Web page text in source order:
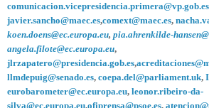
comunicacion.vicepresidencia.primera@vp.gob.es
javier.sancho@maec.es,comext@maec.es,
koen.doens@ec.europa.eu, pia.ahrenkilde-
angela.filote@ec.europa.eu,
jlrzapatero@presidencia.gob.es,
llmdepuig@senado.es, coepa.del@parliament.uk,
eurobarometer@ec.europa.eu, leonor.ribeiro-da-
silva@ec.europa.eu,ofiprensa@psoe.es,